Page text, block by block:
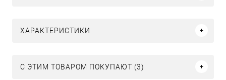
ХАРАКТЕРИСТИКИ
С ЭТИМ ТОВАРОМ ПОКУПАЮТ (3)